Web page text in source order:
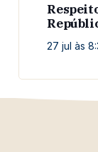
27 jul às